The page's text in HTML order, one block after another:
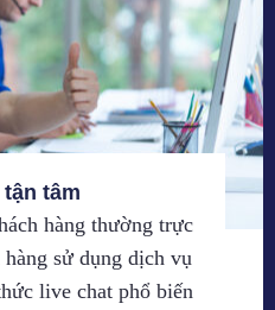
tận tâm
hàng thường trực
sử dụng dịch vụ
live chat phổ biến